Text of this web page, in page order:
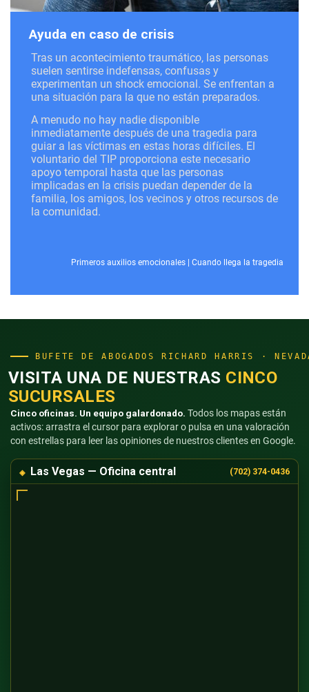
Ayuda en caso de crisis
Tras un acontecimiento traumático, las personas
suelen sentirse indefensas, confusas y
experimentan un shock emocional. Se enfrentan a
una situación para la que no están preparados.
A menudo no hay nadie disponible
inmediatamente después de una tragedia para
guiar a las víctimas en estas horas difíciles. El
voluntario del TIP proporciona este necesario
apoyo temporal hasta que las personas
implicadas en la crisis puedan depender de la
familia, los amigos, los vecinos y otros recursos de
la comunidad.
Primeros auxilios emocionales | Cuando llega la tragedia
BUFETE DE ABOGADOS RICHARD HARRIS ·
VISITA UNA DE NUESTRAS CINCO
SUCURSALES
Cinco oficinas. Un equipo galardonado. Todos los mapas están
activos: arrastra el cursor para explorar o pulsa en una valoración
con estrellas para leer las opiniones de nuestros clientes en Google.
Las Vegas — Oficina central (702) 374-0436